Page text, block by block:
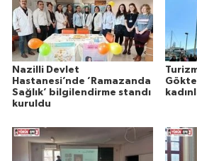
Nazilli Devlet
Hastanesi’nde ’Ramazanda
Sağlık’ bilgilendirme standı
kuruldu